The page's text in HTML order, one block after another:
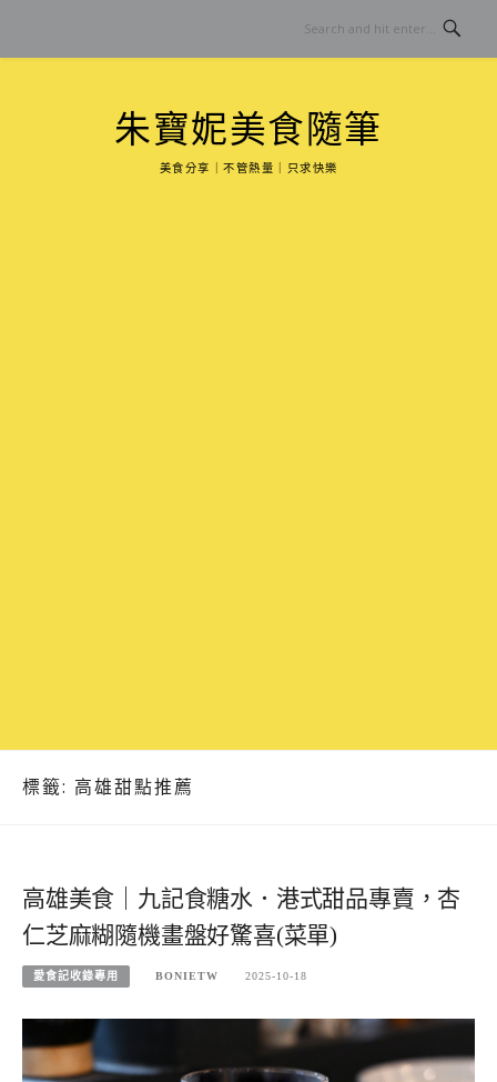
content
朱寶妮美食隨筆
美食分享｜不管熱量｜只求快樂
標籤: 高雄甜點推薦
高雄美食｜九記食糖水．港式甜品專賣，杏
仁芝麻糊隨機畫盤好驚喜(菜單)
愛食記收錄專用 BONIETW 2025-10-18